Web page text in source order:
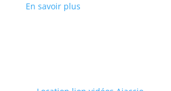
En savoir plus